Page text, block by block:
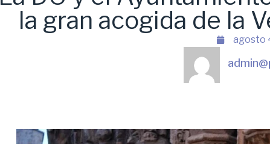
la gran acogida de la
agosto